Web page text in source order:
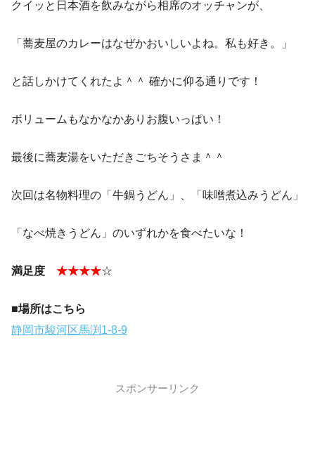
クイッと日本酒を飲みながら相席のオッチャンが、
「蕎麦屋のカレーはなぜかおいしいよね。私も好き。」
と話しかけてくれたよ＾＾ 確かに仰る通りです！
ボリュームもなかなかありお腹いっぱい！
最後に蕎麦湯をいただきごちそうさま＾＾
次回は名物料理の「牛鍋うどん」、「味噌煮込みうどん」
「なべ焼きうどん」のいずれかを食べたいな！
満足度 ★★★★☆
■場所はこちら
静岡市駿河区馬渕1-8-9
スポンサーリンク